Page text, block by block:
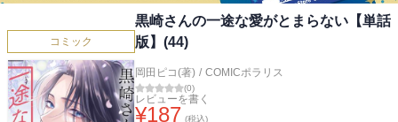
コミック
黒崎さんの一途な愛がとまらない【単話
版】(44)
岡田ピコ(著) / COMICポラリス
(0)
レビューを書く
¥187 (税込)